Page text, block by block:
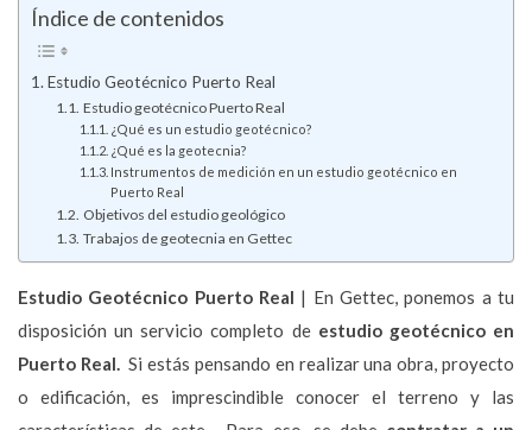
Índice de contenidos
Estudio Geotécnico Puerto Real
Estudio geotécnico Puerto Real
¿Qué es un estudio geotécnico?
¿Qué es la geotecnia?
Instrumentos de medición en un estudio geotécnico en
Puerto Real
Objetivos del estudio geológico
Trabajos de geotecnia en Gettec
Estudio Geotécnico Puerto Real | En Gettec, ponemos a tu
disposición un servicio completo de estudio geotécnico en
Puerto Real.Si estás pensando en realizar una obra, proyecto
o edificación, es imprescindible conocer el terreno y las